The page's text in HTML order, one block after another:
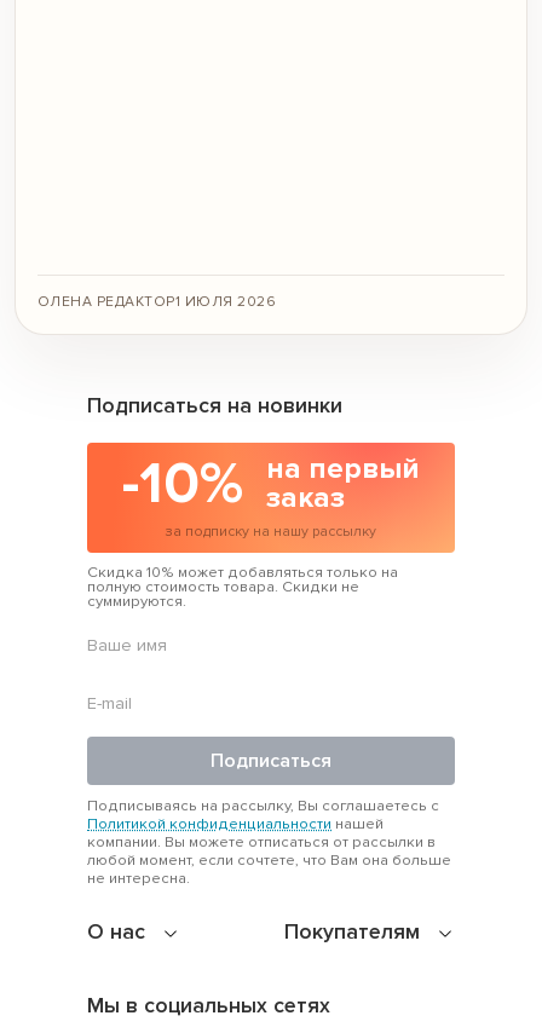
ОЛЕНА РЕДАКТОР1 ИЮЛЯ 2026
О нас Покупателям
Подписаться на новинки
-10%
на первый
заказ
за подписку на нашу рассылку
Скидка 10% может добавляться только на
полную стоимость товара. Скидки не
суммируются.
Подписаться
Подписываясь на рассылку, Вы соглашаетесь с
Политикой конфиденциальности нашей
компании. Вы можете отписаться от рассылки в
любой момент, если сочтете, что Вам она больше
не интересна.
Мы в социальных сетях